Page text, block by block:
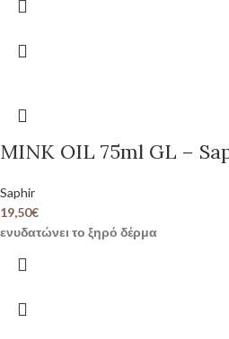
MINK OIL 75ml GL –
Saphir
19,50€
ενυδατώνει το ξηρό δέρμα